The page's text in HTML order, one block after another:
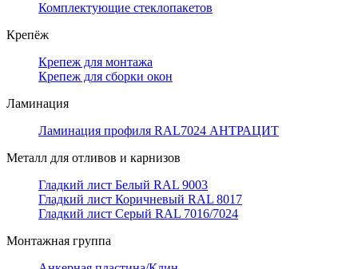
Комплектующие стеклопакетов
Крепёж
Крепеж для монтажа
Крепеж для сборки окон
Ламинация
Ламинация профиля RAL7024 АНТРАЦИТ
Металл для отливов и карнизов
Гладкий лист Белый RAL 9003
Гладкий лист Коричневый RAL 8017
Гладкий лист Серый RAL 7016/7024
Монтажная группа